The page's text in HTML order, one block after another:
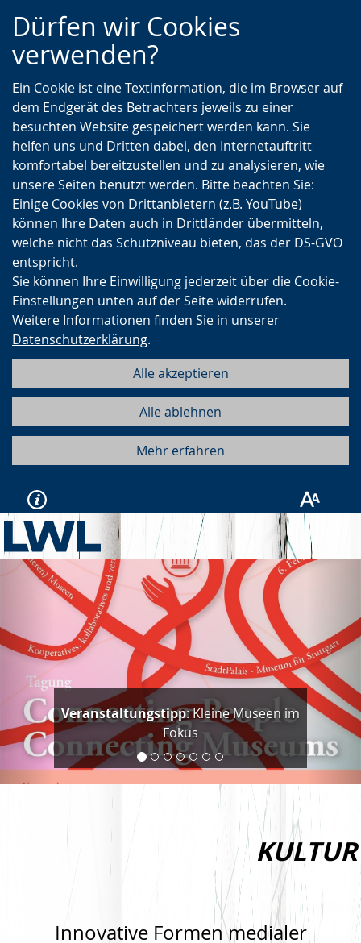
Zur
Hauptnavigation
Zur
Seitennavigation
Zum
Inhalt
Dürfen wir Cookies
verwenden?
Ein Cookie ist eine Textinformation, die im Browser auf
dem Endgerät des Betrachters jeweils zu einer
besuchten Website gespeichert werden kann. Sie
helfen uns und Dritten dabei, den Internetauftritt
komfortabel bereitzustellen und zu analysieren, wie
unsere Seiten benutzt werden. Bitte beachten Sie:
Einige Cookies von Drittanbietern (z.B. YouTube)
können Ihre Daten auch in Drittländer übermitteln,
welche nicht das Schutzniveau bieten, das der DS-GVO
entspricht.
Sie können Ihre Einwilligung jederzeit über die Cookie-
Einstellungen unten auf der Seite widerrufen.
Weitere Informationen finden Sie in unserer
Datenschutzerklärung.
Alle akzeptieren
Alle ablehnen
Mehr erfahren
Veranstaltungstipp: Kleine Museen im
Fokus
Vorherige
KULTUR
Innovative Formen medialer